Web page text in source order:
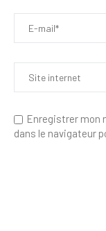
Enregistrer mon
dans le navigateur